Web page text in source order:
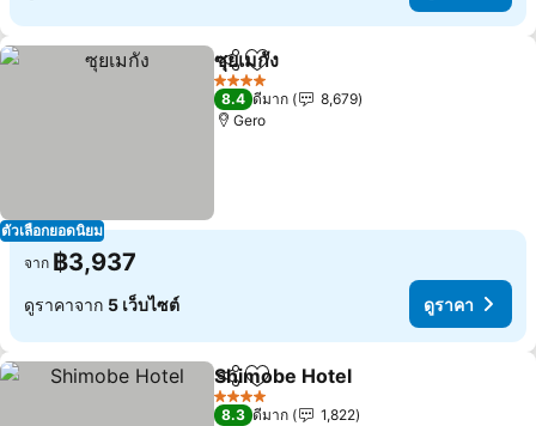
ตัวเลือกยอดนิยม
แชร์ เพิ่มในรายการโปรด
ซุยเมกัง
4 ดาว
8.4 ดีมาก
8,679
Gero
จาก ฿3,937
ดูราคาจาก 5 เว็บไซต์ ดูราคา
แชร์ เพิ่มในรายการโปรด
Shimobe Hotel
4 ดาว
8.3 ดีมาก
1,822